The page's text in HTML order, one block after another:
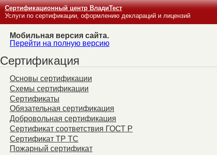
Сертификационный центр ВладиТест
Услуги по сертификации, оформлению деклараций и лицензий
Мобильная версия сайта.
Перейти на полную версию
Сертификация
Основы сертификации
Схемы сертификации
Сертификаты
Обязательная сертификация
Добровольная сертификация
Сертификат соответствия ГОСТ Р
Сертификат ТР ТС
Пожарный сертификат